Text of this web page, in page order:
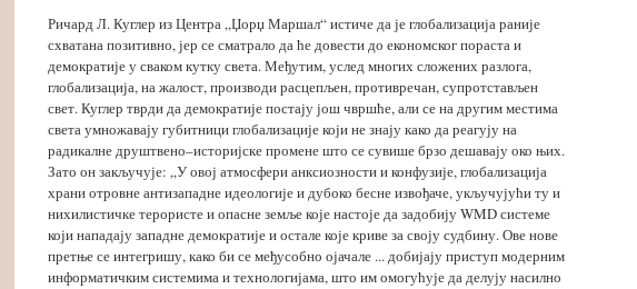
Ричард Л. Куглер из Центра „Џорџ Маршал“ истиче да је глобализација раније
схватана позитивно, јер се сматрало да ће довести до економског пораста и
демократије у сваком кутку света. Међутим, услед многих сложених разлога,
глобализација, на жалост, производи рас­це­пљен, противречан, супротстављен
свет. Куглер тврди да демократије постају још чвршће, али се на другим местима
света умножавају губитници глобализације који не знају како да реагују на
радикалне друштвено–историјске промене што се сувише брзо дешавају око њих.
Зато он закључује: „У овој атмосфери анксиозности и конфузије, глобализација
храни отров­не антизападне идеологије и дубоко бесне извођаче, укључујући ту и
нихилистичке терористе и опасне земље које настоје да задобију WMD системе
који нападају западне демократије и остале које криве за своју судбину. Ове нове
претње се интегришу, како би се међусобно ојачале ... добијају приступ модерним
информатичким системима и технологијама, што им омогућује да делују насилно